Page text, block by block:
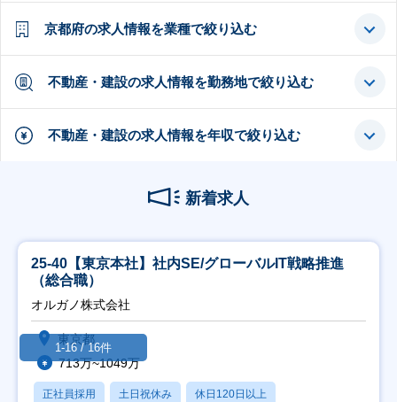
京都府の求人情報を業種で絞り込む
不動産・建設の求人情報を勤務地で絞り込む
不動産・建設の求人情報を年収で絞り込む
新着求人
25-40【東京本社】社内SE/グローバルIT戦略推進
（総合職）
オルガノ株式会社
東京都
713万~1049万
正社員採用 土日祝休み 休日120日以上
1-16 / 16件